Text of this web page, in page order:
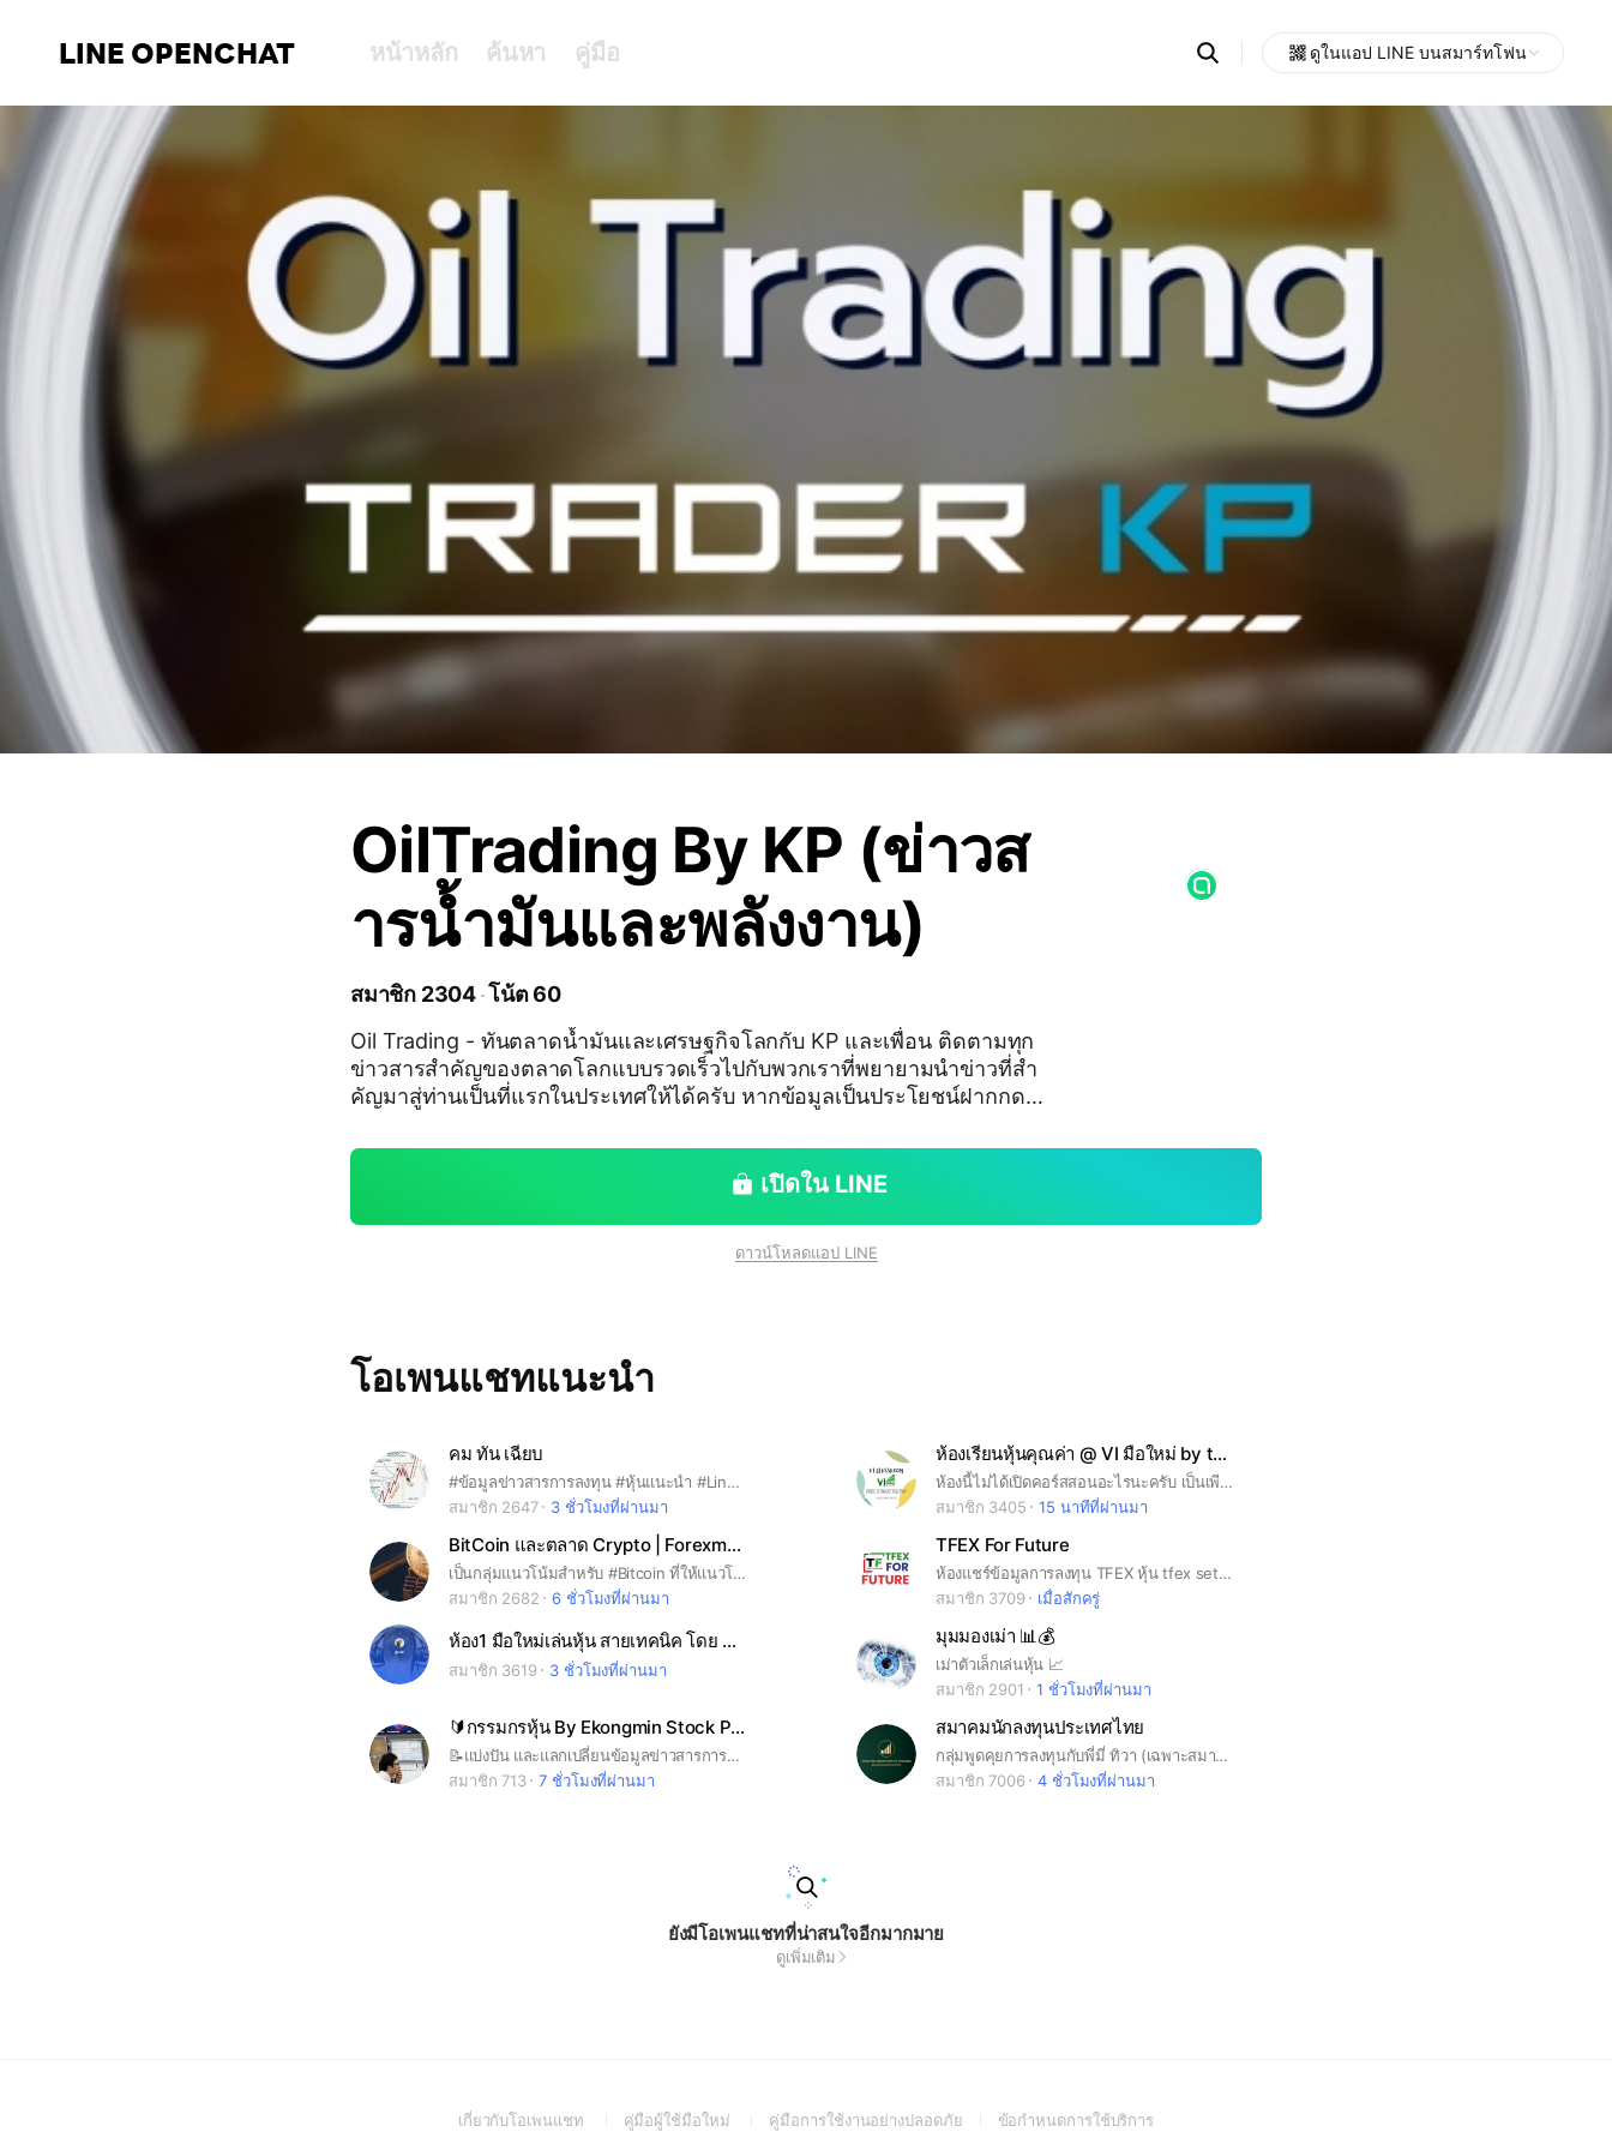
LINE OPENCHAT หน้าหลัก ค้นหา คู่มือ Search
OpenChats
messages
search
ดูในแอป LINE บนสมาร์ทโฟน
OilTrading By KP (ข่าวส
ารน้ำมันและพลังงาน)
สมาชิก 2304 โน้ต 60
Oil Trading - ทันตลาดน้ำมันและเศรษฐกิจโลกกับ KP และเพื่อน ติดตามทุก
ข่าวสารสำคัญของตลาดโลกแบบรวดเร็วไปกับพวกเราที่พยายามนำข่าวที่สำ
คัญมาสู่ท่านเป็นที่แรกในประเทศให้ได้ครับ หากข้อมูลเป็นประโยชน์ฝากกด L
เปิดใน LINE
ดาวน์โหลดแอป LINE
โอเพนแชทแนะนำ
คม ทัน เฉียบ
#ข้อมูลข่าวสารการลงทุน #หุ้นแนะนำ #Line ID : veerapol.l #คม ทัน เฉียบ
สมาชิก 2647
3 ชั่วโมงที่ผ่านมา
ห้องเรียนหุ้นคุณค่า @ VI มือใหม่ by the economist
ห้องนี้ไม่ได้เปิดคอร์สสอนอะไรนะครับ เป็นเพียงห้องที่สร้างสังคมในการลงทุนแบบเน้นคุณค่า จุดประสงค์คือ 1. แลกเปลี่ยนข้อมูลข่าวสาร ผลประกอบการ / ข่าวบริษัท 2. แลกเปลี่ยนการวิเคราะห์หุ้น สอบถามพื้นฐาน (เทคนิคบ้าง ) โดยตั้งใจให้เป็นกลุ่ม Hybrid พื้นฐาน 80% เทคนิค 20% 3. สร้างสังคมนักลงทุน ช่วยกันตอบคำถาม หรือสอบถามข้อมูลหุ้นรายตัว ข่วยเหลือนักลงทุนมือใหม่ 4. กรุณาใช้รูปจริง และชื่อเล่น ในการสมัครเข้ากลุ่มครับ 5. หลังเข้ากลุ่มกรุณากดอ่านกฎของกลุ่มด้วยครับ
สมาชิก 3405
15 นาทีที่ผ่านมา
BitCoin และตลาด Crypto | Forexmonday
เป็นกลุ่มแนวโน้มสำหรับ #Bitcoin ที่ให้แนวโน้มทั้งปัจจัยพื้นฐานและทางเทคนิคในระยะสั้นและระยะกลางรวมทั้งระยะยาว #Forex #Forexmonday #BTC
สมาชิก 2682
6 ชั่วโมงที่ผ่านมา
TFEX For Future
ห้องแชร์ข้อมูลการลงทุน TFEX หุ้น tfex set50 set ตลาดหุ้น อนุพันธ์ blocktrade sbl shortsell ทีเฟก บล็อค stock
สมาชิก 3709
เมื่อสักครู่
ห้อง1 มือใหม่เล่นหุ้น สายเทคนิค โดย MasterTrade
สมาชิก 3619 3 ชั่วโมงที่ผ่านมา
มุมมองเม่า 📊💰
เม่าตัวเล็กเล่นหุ้น 📈
สมาชิก 2901
1 ชั่วโมงที่ผ่านมา
🔰กรรมกรหุ้น By Ekongmin Stock Page 😎
📝แบ่งปัน และแลกเปลี่ยนข้อมูลข่าวสารการลงทุนในตลาดหุ้นไทย และต่างประเทศ 😊
สมาชิก 713
7 ชั่วโมงที่ผ่านมา
สมาคมนักลงทุนประเทศไทย
กลุ่มพูดคุยการลงทุนกับพี่มี่ ทิวา (เฉพาะสมาชิกสมาคมเท่านั้น) หากต้องการเข้าร่วม กรุณาสมัครสมาชิกได้ที่ ID Line : @investorsthai หลังสมัครแล้ว ต้องแจ้ง ชื่อ-นามสกุล และ เลขสมาชิก เพื่อขอเข้ากลุ่ม
สมาชิก 7006
4 ชั่วโมงที่ผ่านมา
ยังมีโอเพนแชทที่น่าสนใจอีกมากมาย
ดูเพิ่มเติม
เกี่ยวกับโอเพนแชท
(Openคู่มือผู้ใช้มือใหม่
(Openคู่มือการใช้งานอย่างปลอดภัย(Openข้อกำหนดการใช้บริการ(Open